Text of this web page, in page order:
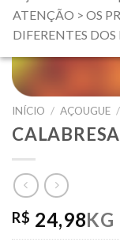
INÍCIO / AÇOUGUE /
R$ 24,98KG
ATENÇÃO > OS
DIFERENTES